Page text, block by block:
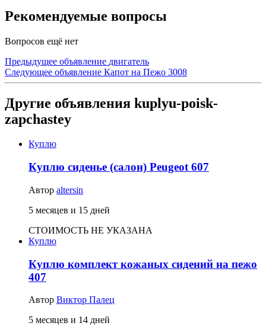
Рекомендуемые вопросы
Вопросов ещё нет
Предыдущее объявление двигатель
Следующее объявление Капот на Пежо 3008
Другие объявления kuplyu-poisk-
zapchastey
Куплю
Куплю сиденье (салон) Peugeot 607
Автор altersin
5 месяцев и 15 дней
СТОИМОСТЬ НЕ УКАЗАНА
Куплю
Куплю комплект кожаных сидений на пежо
407
Автор Виктор Палец
5 месяцев и 14 дней